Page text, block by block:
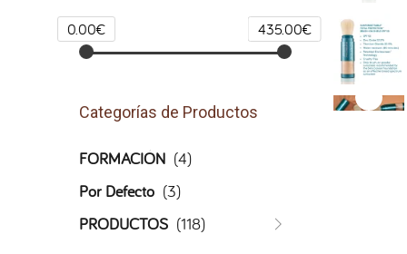
0.00€ 435.00€
Categorías de Productos
FORMACIÓN (4)
Por Defecto (3)
PRODUCTOS (118)